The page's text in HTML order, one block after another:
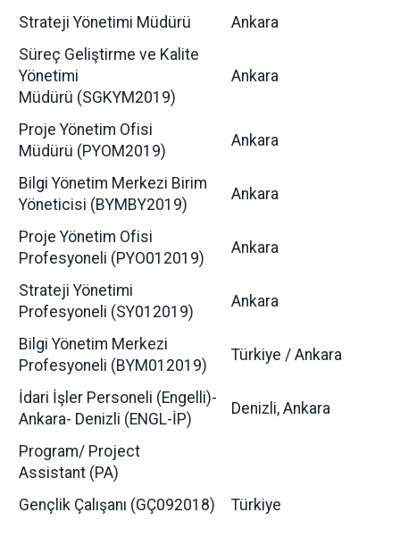
Strateji Yönetimi Müdürü
Ankara
Süreç Geliştirme ve Kalite
Yönetimi
Müdürü (SGKYM2019)
Ankara
Proje Yönetim Ofisi
Müdürü (PYOM2019)
Ankara
Bilgi Yönetim Merkezi Birim
Yöneticisi (BYMBY2019)
Ankara
Proje Yönetim Ofisi
Profesyoneli (PYO012019)
Ankara
Strateji Yönetimi
Profesyoneli (SY012019)
Ankara
Bilgi Yönetim Merkezi
Profesyoneli (BYM012019)
Türkiye / Ankara
İdari İşler Personeli (Engelli)-
Ankara- Denizli (ENGL-İP)
Denizli, Ankara
Program/ Project
Assistant (PA)
Gençlik Çalışanı (GÇ092018)
Türkiye